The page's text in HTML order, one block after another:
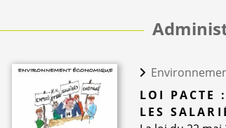
LOI PACTE
LES